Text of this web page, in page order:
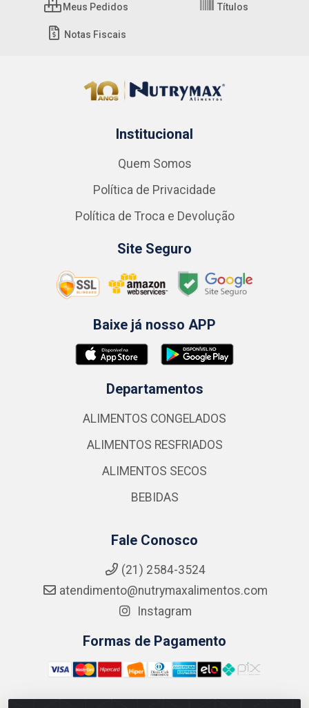
Meus Pedidos Títulos
Notas Fiscais
Institucional
Quem Somos
Política de Privacidade
Política de Troca e Devolução
Site Seguro
Baixe já nosso APP
Departamentos
ALIMENTOS CONGELADOS
ALIMENTOS RESFRIADOS
ALIMENTOS SECOS
BEBIDAS
Fale Conosco
(21) 2584-3524
atendimento@nutrymaxalimentos.com
Instagram
Formas de Pagamento